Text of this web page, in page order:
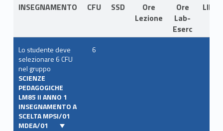
INSEGNAMENTO CFU SSD
Ore
Lezione
Ore
Lab-
Eserc
Lo studente deve
selezionare 6 CFU
nel gruppo
SCIENZE
PEDAGOGICHE
LM85 II ANNO 1
INSEGNAMENTO A
SCELTA MPSI/01
MDEA/01
6